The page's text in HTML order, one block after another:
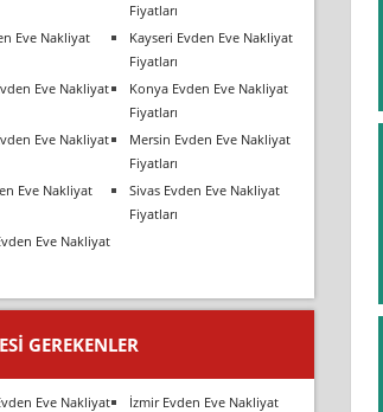
Fiyatları
Eve Nakliyat
Kayseri Evden Eve Nakliyat
Fiyatları
Eve Nakliyat
Konya Evden Eve Nakliyat
Fiyatları
Eve Nakliyat
Mersin Evden Eve Nakliyat
Fiyatları
Eve Nakliyat
Sivas Evden Eve Nakliyat
Fiyatları
Eve Nakliyat
GEREKENLER
Eve Nakliyat
İzmir Evden Eve Nakliyat